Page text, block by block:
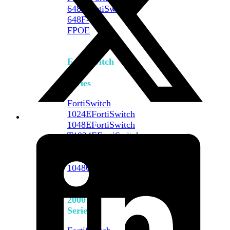
648F
FortiSwitch
648F-
FPOE
FortiSwitch
Series
FortiSwitch
1024EFortiSwitch
1048EFortiSwitch
T1024EFortiSwitch
1048G
FortiSwitch
2000
Series